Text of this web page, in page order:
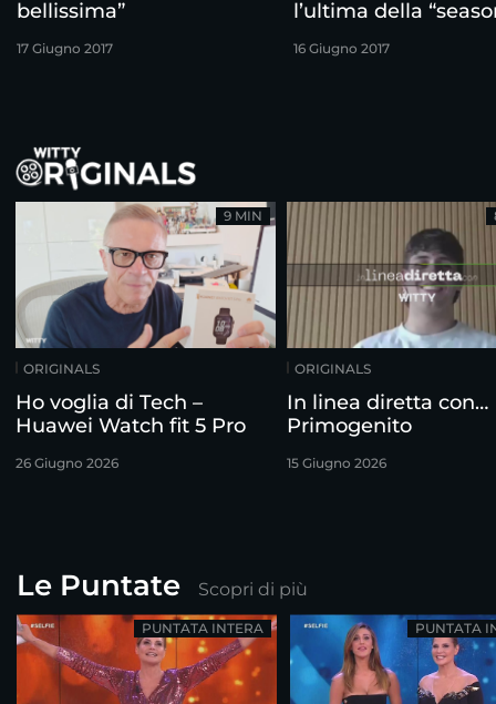
bellissima”
17 Giugno 2017
l’ultima della
16 Giugno 2017
ORIGINALS
Ho voglia di Tech –
Huawei Watch fit 5 Pro
26 Giugno 2026
9 MIN
ORIGINALS
In linea diretta con…
Primogenito
15 Giugno 2026
Le Puntate Scopri di più
PUNTATA INTERA PUNTATA